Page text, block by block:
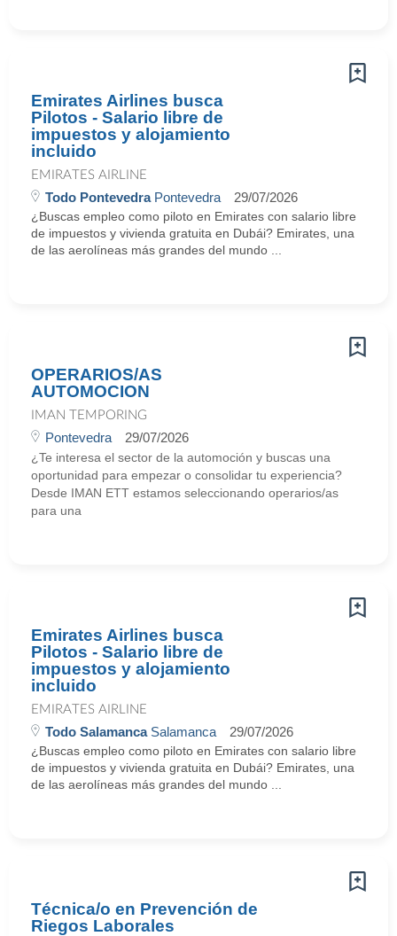
Emirates Airlines busca
Pilotos - Salario libre de
impuestos y alojamiento
incluido
EMIRATES AIRLINE
Todo PontevedraPontevedra 29/07/2026
¿Buscas empleo como piloto en Emirates con salario libre
de impuestos y vivienda gratuita en Dubái? Emirates, una
de las aerolíneas más grandes del mundo ...
OPERARIOS/AS
AUTOMOCION
IMAN TEMPORING
Pontevedra 29/07/2026
¿Te interesa el sector de la automoción y buscas una
oportunidad para empezar o consolidar tu experiencia?
Desde IMAN ETT estamos seleccionando operarios/as
para una
Emirates Airlines busca
Pilotos - Salario libre de
impuestos y alojamiento
incluido
EMIRATES AIRLINE
Todo SalamancaSalamanca 29/07/2026
¿Buscas empleo como piloto en Emirates con salario libre
de impuestos y vivienda gratuita en Dubái? Emirates, una
de las aerolíneas más grandes del mundo ...
Técnica/o en Prevención de
Riegos Laborales